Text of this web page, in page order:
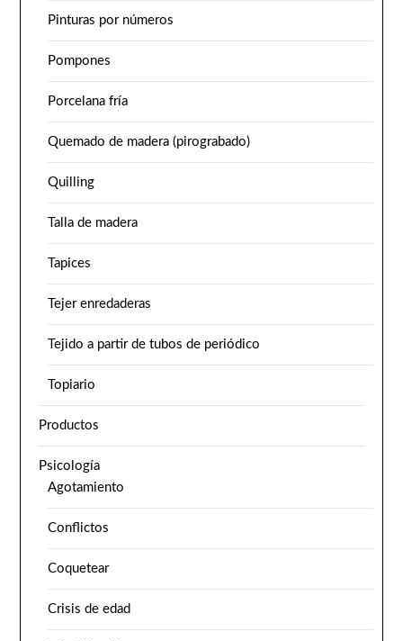
Pinturas por números
Pompones
Porcelana fría
Quemado de madera (pirograbado)
Quilling
Talla de madera
Tapices
Tejer enredaderas
Tejido a partir de tubos de periódico
Topiario
Productos
Psicología
Agotamiento
Conflictos
Coquetear
Crisis de edad